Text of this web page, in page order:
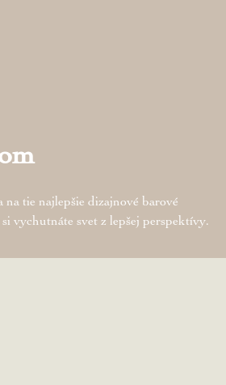
na tie najlepšie dizajnové barové
vychutnáte svet z lepšej perspektívy.